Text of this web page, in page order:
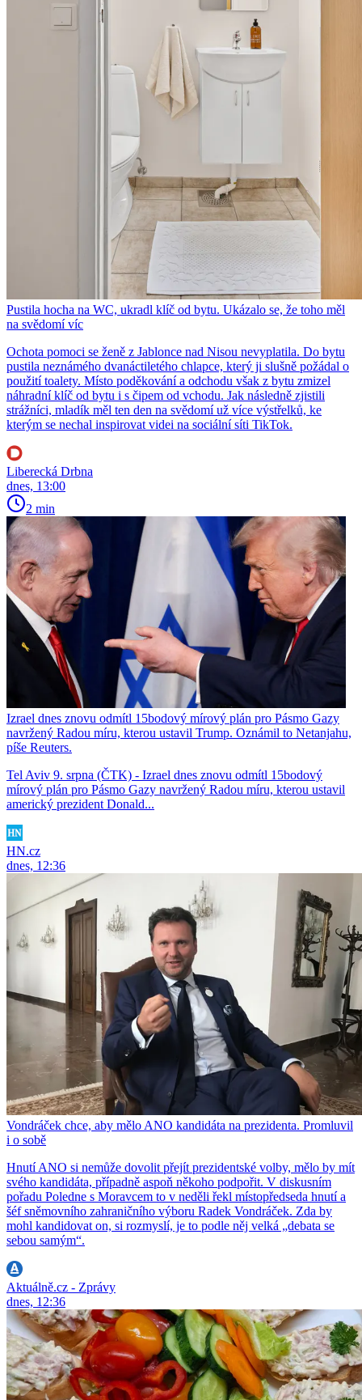
Pustila hocha na WC, ukradl klíč od bytu. Ukázalo se, že toho měl
na svědomí víc
Ochota pomoci se ženě z Jablonce nad Nisou nevyplatila. Do bytu
pustila neznámého dvanáctiletého chlapce, který ji slušně požádal o
použití toalety. Místo poděkování a odchodu však z bytu zmizel
náhradní klíč od bytu i s čipem od vchodu. Jak následně zjistili
strážníci, mladík měl ten den na svědomí už více výstřelků, ke
kterým se nechal inspirovat videi na sociální síti TikTok.
Liberecká Drbna
dnes, 13:00
2 min
Izrael dnes znovu odmítl 15bodový mírový plán pro Pásmo Gazy
navržený Radou míru, kterou ustavil Trump. Oznámil to Netanjahu,
píše Reuters.
Tel Aviv 9. srpna (ČTK) - Izrael dnes znovu odmítl 15bodový
mírový plán pro Pásmo Gazy navržený Radou míru, kterou ustavil
americký prezident Donald...
HN.cz
dnes, 12:36
Vondráček chce, aby mělo ANO kandidáta na prezidenta. Promluvil
i o sobě
Hnutí ANO si nemůže dovolit přejít prezidentské volby, mělo by mít
svého kandidáta, případně aspoň někoho podpořit. V diskusním
pořadu Poledne s Moravcem to v neděli řekl místopředseda hnutí a
šéf sněmovního zahraničního výboru Radek Vondráček. Zda by
mohl kandidovat on, si rozmyslí, je to podle něj velká „debata se
sebou samým“.
Aktuálně.cz - Zprávy
dnes, 12:36